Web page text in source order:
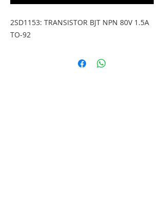
2SD1153: TRANSISTOR BJT NPN 80V 1.5A
TO-92